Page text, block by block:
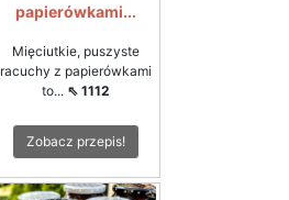
papierówkami...
Mięciutkie, puszyste
racuchy z papierówkami
to... ⇖ 1112
Zobacz przepis!